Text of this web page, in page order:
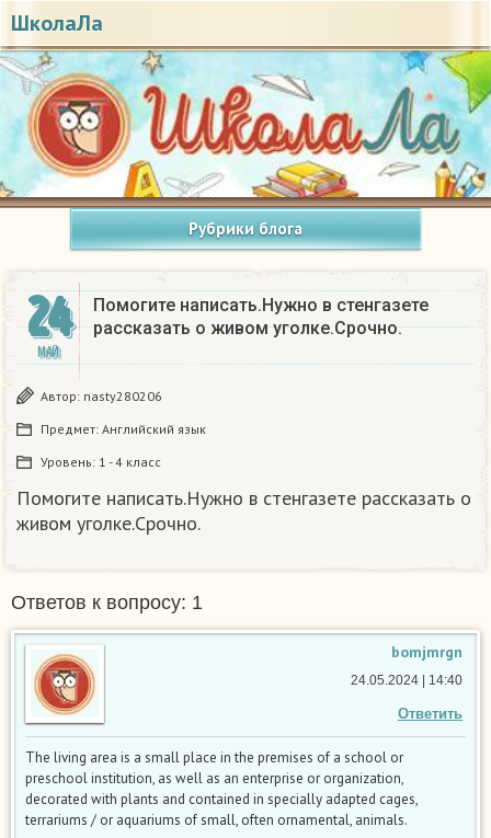
ШколаЛа
Рубрики блога
24
МАЙ
Помогите написать.Нужно в стенгазете
рассказать о живом уголке.Срочно.
Автор: nasty280206
Предмет: Английский язык
Уровень: 1 - 4 класс
Помогите написать.Нужно в стенгазете рассказать о
живом уголке.Срочно.
Ответов к вопросу: 1
bomjmrgn
Ответить
24.05.2024 | 14:40
The living area is a small place in the premises of a school or
preschool institution, as well as an enterprise or organization,
decorated with plants and contained in specially adapted cages,
terrariums / or aquariums of small, often ornamental, animals.